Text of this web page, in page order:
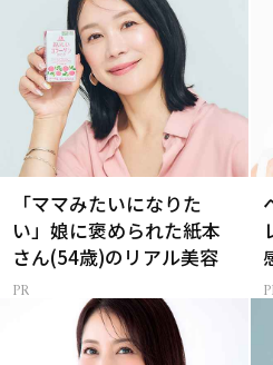
「ママみたいになりた
い」娘に褒められた紙本
さん(54歳)のリアル美容